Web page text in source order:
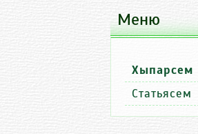
Меню
Хыпарсем
Статьясем